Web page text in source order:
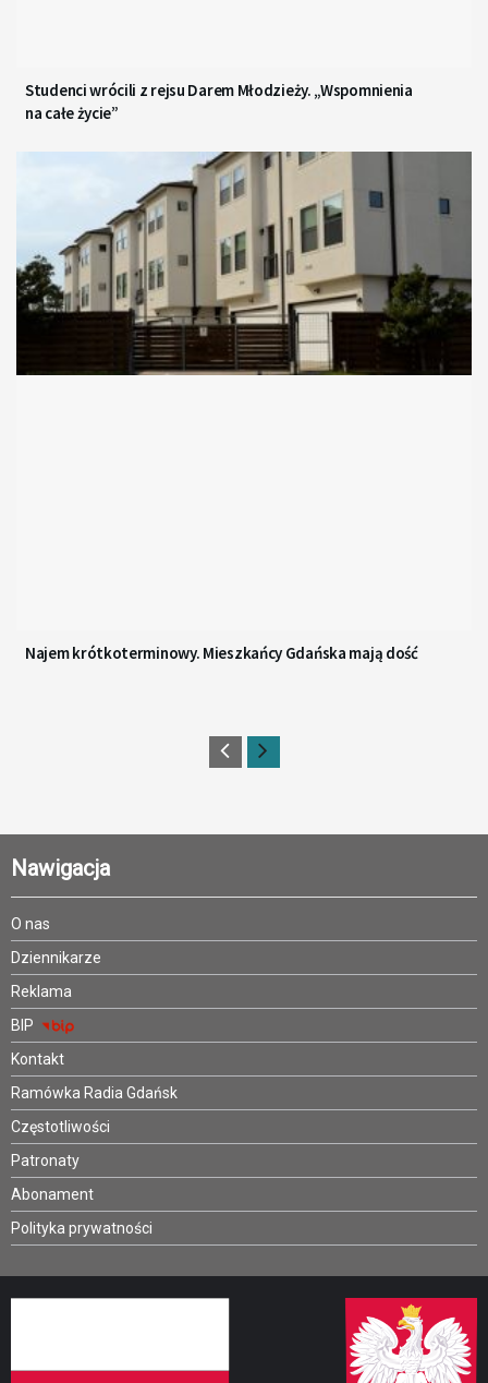
Studenci wrócili z rejsu Darem Młodzieży. „Wspomnienia
na całe życie”
Najem krótkoterminowy. Mieszkańcy Gdańska mają dość
Nawigacja
O nas
Dziennikarze
Reklama
BIP
Kontakt
Ramówka Radia Gdańsk
Częstotliwości
Patronaty
Abonament
Polityka prywatności